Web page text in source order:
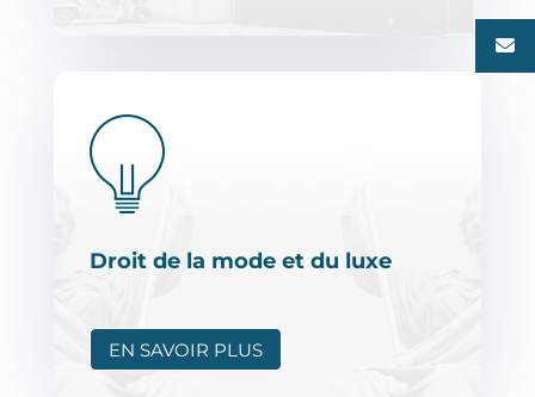
Droit de la mode et du luxe
EN SAVOIR PLUS